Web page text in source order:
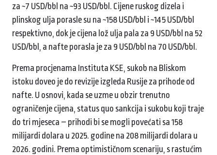
za ~7 USD/bbl na ~93 USD/bbl. Cijene ruskog dizela i
plinskog ulja porasle su na ~158 USD/bbl i ~145 USD/bbl
respektivno, dok je cijena lož ulja pala za 9 USD/bbl na 52
USD/bbl, a nafte porasla je za 9 USD/bbl na 70 USD/bbl.
Prema procjenama Instituta KSE, sukob na Bliskom
istoku doveo je do revizije izgleda Rusije za prihode od
nafte. U osnovi, kada se uzme u obzir trenutno
ograničenje cijena, status quo sankcija i sukobu koji traje
do tri mjeseca – prihodi bi se mogli povećati sa 158
milijardi dolara u 2025. godine na 208 milijardi dolara u
2026. godini. Prema optimističnom scenariju, s rastućim